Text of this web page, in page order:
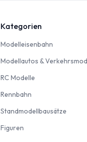
Kategorien
Modelleisenbahn
Modellautos &
RC Modelle
Rennbahn
Standmodellbausätze
Figuren